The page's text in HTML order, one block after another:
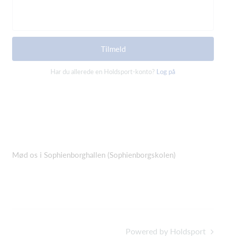
Tilmeld
Har du allerede en Holdsport-konto? Log på
Mød os i Sophienborghallen (Sophienborgskolen)
Powered by Holdsport